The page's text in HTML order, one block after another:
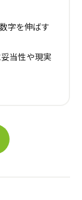
字を伸ばす
妥当性や現実